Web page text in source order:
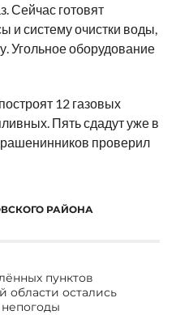
Сейчас готовят
и систему очистки воды,
Угольное оборудование
12 газовых
Пять сдадут уже в
проверил
РАЙОНА
пунктов
области остались
непогоды